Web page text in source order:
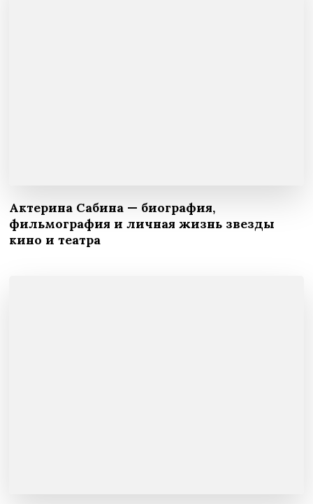
Актерина Сабина — биография,
фильмография и личная жизнь звезды
кино и театра